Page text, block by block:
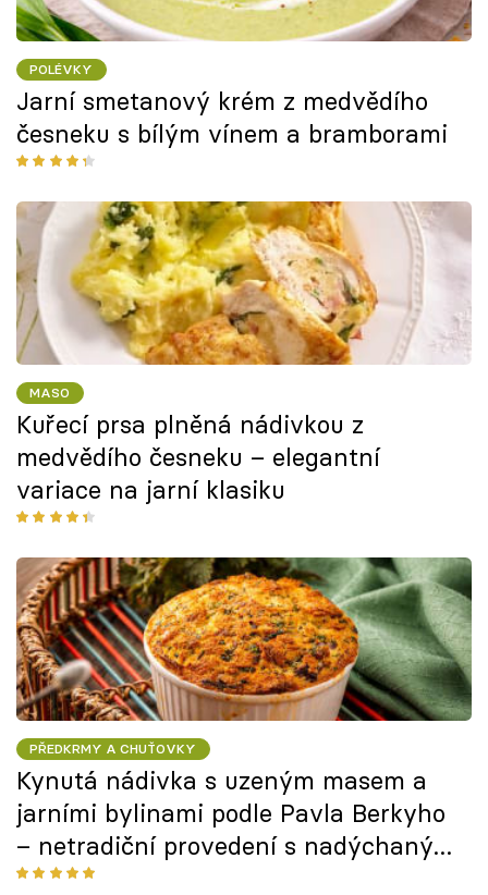
POLÉVKY
Jarní smetanový krém z medvědího
česneku s bílým vínem a bramborami
MASO
Kuřecí prsa plněná nádivkou z
medvědího česneku – elegantní
variace na jarní klasiku
PŘEDKRMY A CHUŤOVKY
Kynutá nádivka s uzeným masem a
jarními bylinami podle Pavla Berkyho
– netradiční provedení s nadýchaným
výsledkem